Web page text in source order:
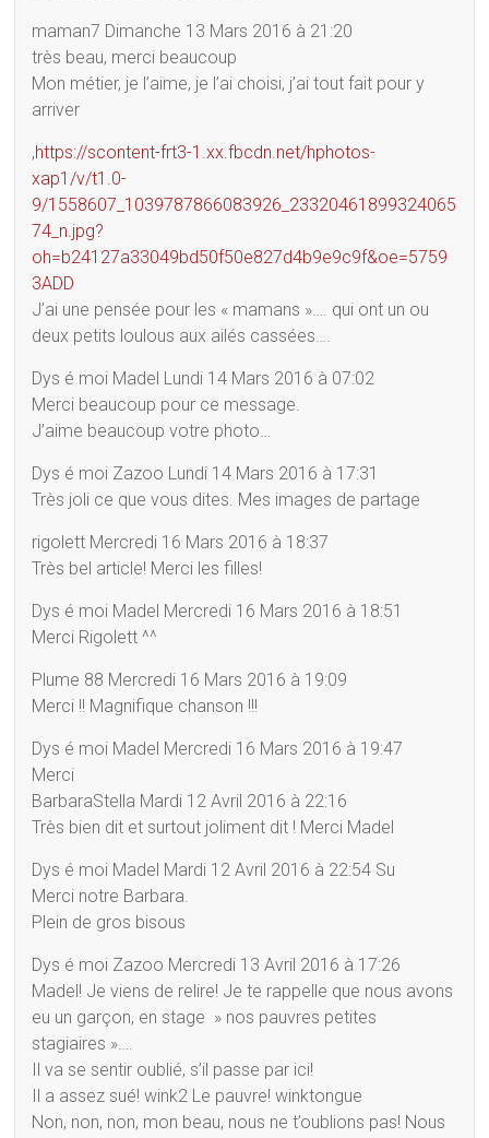
maman7 Dimanche 13 Mars 2016 à 21:20
très beau, merci beaucoup
Mon métier, je l’aime, je l’ai choisi, j’ai tout fait pour y
arriver
,https://scontent-frt3-1.xx.fbcdn.net/hphotos-
xap1/v/t1.0-
9/1558607_1039787866083926_23320461899324065
74_n.jpg?
oh=b24127a33049bd50f50e827d4b9e9c9f&oe=5759
3ADD
J’ai une pensée pour les « mamans »…. qui ont un ou
deux petits loulous aux ailés cassées….
Dys é moi Madel Lundi 14 Mars 2016 à 07:02
Merci beaucoup pour ce message.
J’aime beaucoup votre photo…
Dys é moi Zazoo Lundi 14 Mars 2016 à 17:31
Très joli ce que vous dites. Mes images de partage
rigolett Mercredi 16 Mars 2016 à 18:37
Très bel article! Merci les filles!
Dys é moi Madel Mercredi 16 Mars 2016 à 18:51
Merci Rigolett ^^
Plume 88 Mercredi 16 Mars 2016 à 19:09
Merci !! Magnifique chanson !!!
Dys é moi Madel Mercredi 16 Mars 2016 à 19:47
Merci
BarbaraStella Mardi 12 Avril 2016 à 22:16
Très bien dit et surtout joliment dit ! Merci Madel
Dys é moi Madel Mardi 12 Avril 2016 à 22:54 Su
Merci notre Barbara.
Plein de gros bisous
Dys é moi Zazoo Mercredi 13 Avril 2016 à 17:26
Madel! Je viens de relire! Je te rappelle que nous avons
eu un garçon, en stage » nos pauvres petites
stagiaires »….
Il va se sentir oublié, s’il passe par ici!
Il a assez sué! wink2 Le pauvre! winktongue
Non, non, non, mon beau, nous ne t’oublions pas! Nous